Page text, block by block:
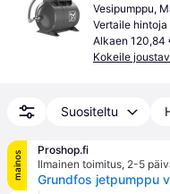
Vesipumppu,
Vertaile hintoja
Alkaen 120,84
Kokeile
Suositeltu
mainos
Proshop.fi
Ilmainen toimitus, 2-5